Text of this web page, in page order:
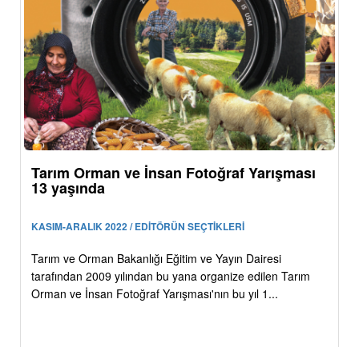
Tarım Orman ve İnsan Fotoğraf Yarışması
13 yaşında
KASIM-ARALIK 2022 / EDİTÖRÜN SEÇTİKLERİ
Tarım ve Orman Bakanlığı Eğitim ve Yayın Dairesi
tarafından 2009 yılından bu yana organize edilen Tarım
Orman ve İnsan Fotoğraf Yarışması'nın bu yıl 1...